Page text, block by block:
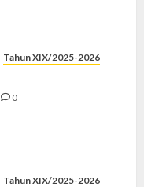
Tahun XIX/2025-2026
0
Tahun XIX/2025-2026